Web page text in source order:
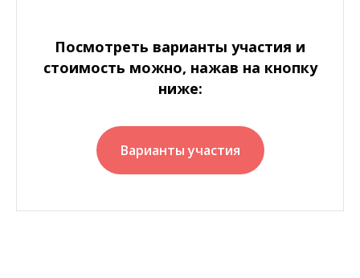
Посмотреть варианты участия и
стоимость можно, нажав на кнопку
ниже:
Варианты участия